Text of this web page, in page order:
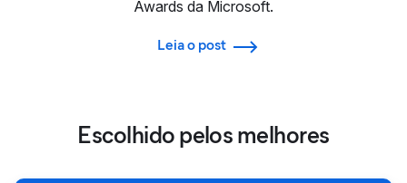
Awards da Microsoft.
Leia o post
Escolhido pelos melhores